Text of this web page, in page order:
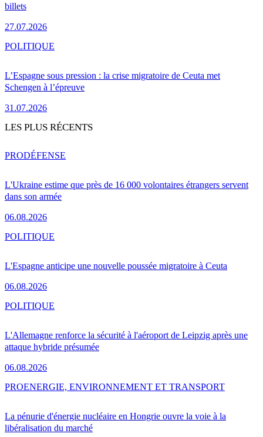
billets
27.07.2026
L’Espagne sous pression : la crise migratoire de Ceuta met
Schengen à l’épreuve
31.07.2026
POLITIQUE
LES PLUS RÉCENTS
L'Ukraine estime que près de 16 000 volontaires étrangers servent
dans son armée
06.08.2026
PRODÉFENSE
L'Espagne anticipe une nouvelle poussée migratoire à Ceuta
06.08.2026
POLITIQUE
L'Allemagne renforce la sécurité à l'aéroport de Leipzig après une
attaque hybride présumée
06.08.2026
POLITIQUE
La pénurie d'énergie nucléaire en Hongrie ouvre la voie à la
libéralisation du marché
PROENERGIE, ENVIRONNEMENT ET TRANSPORT